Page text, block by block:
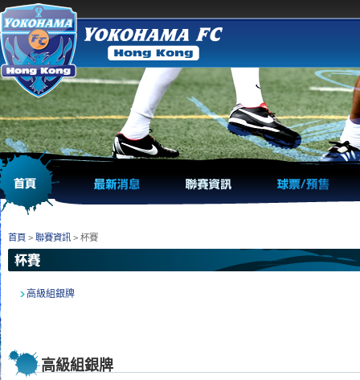
首頁 > 聯賽資訊 > 杯賽
高級組銀牌
高級組銀牌